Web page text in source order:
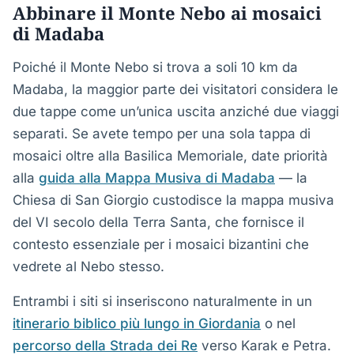
Abbinare il Monte Nebo ai mosaici
di Madaba
Poiché il Monte Nebo si trova a soli 10 km da
Madaba, la maggior parte dei visitatori considera le
due tappe come un’unica uscita anziché due viaggi
separati. Se avete tempo per una sola tappa di
mosaici oltre alla Basilica Memoriale, date priorità
alla guida alla Mappa Musiva di Madaba — la
Chiesa di San Giorgio custodisce la mappa musiva
del VI secolo della Terra Santa, che fornisce il
contesto essenziale per i mosaici bizantini che
vedrete al Nebo stesso.
Entrambi i siti si inseriscono naturalmente in un
itinerario biblico più lungo in Giordania o nel
percorso della Strada dei Re verso Karak e Petra.